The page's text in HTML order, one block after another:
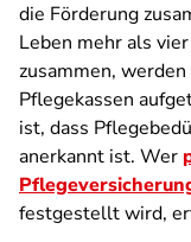
die Förderung
Leben mehr als
zusammen,
Pflegekassen
ist, dass
anerkannt ist. Wer
festgestellt wird,